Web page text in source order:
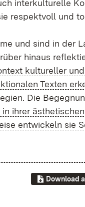
in­ter­kul­tu­rel­le
re­spekt­voll und
und sind in der
hin­aus
kul­tu­rel­ler
Tex­ten
Die
in ih­rer
ent­wi­ckeln sie
Download